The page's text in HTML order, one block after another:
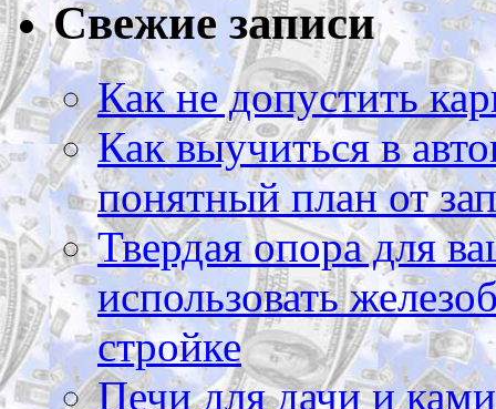
Свежие записи
Как не допустить
Как выучиться в
понятный план от
Твердая опора для
использовать
стройке
Печи для дачи и